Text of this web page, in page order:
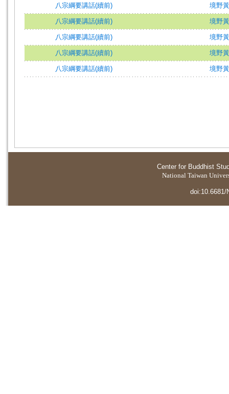
八宗綱要講話(續前) 境野
八宗綱要講話(續前) 境野
八宗綱要講話(續前) 境野
八宗綱要講話(續前) 境野
八宗綱要講話(續前) 境野
Center for Buddhist
National Taiwan
doi:10.6681/